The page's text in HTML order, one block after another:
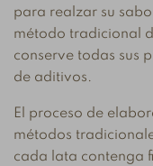
para realzar su
método tradicional
conserve todas sus
de aditivos.
El proceso de
métodos
cada lata contenga